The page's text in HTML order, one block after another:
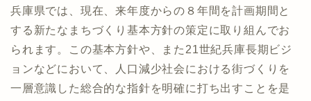
兵庫県では、現在、来年度からの８年間を計画期間と
する新たなまちづくり基本方針の策定に取り組んでお
られます。この基本方針や、また21世紀兵庫長期ビジ
ョンなどにおいて、人口減少社会における街づくりを
一層意識した総合的な指針を明確に打ち出すことを是